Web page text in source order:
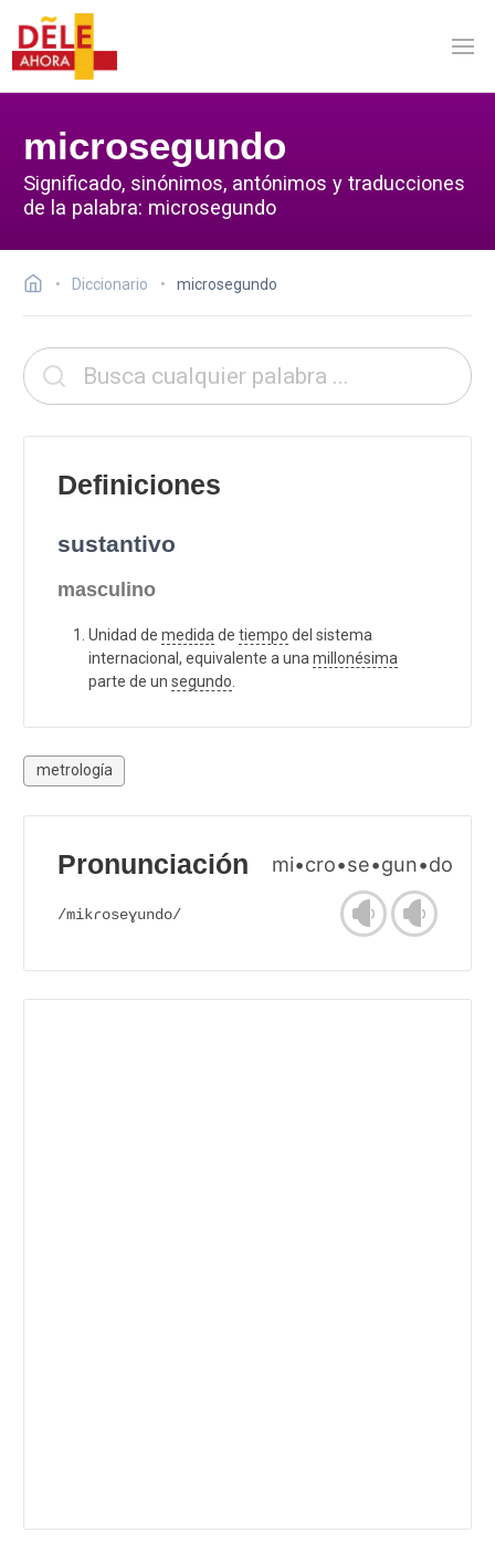
microsegundo
Significado, sinónimos, antónimos y traducciones
de la palabra: microsegundo
Diccionario microsegundo
Definiciones
sustantivo
masculino
Unidad de medida de tiempo del sistema
internacional, equivalente a una millonésima
parte de un segundo
metrología
Pronunciación mi•cro•se•gun•do
/mikɾoseɣundo/